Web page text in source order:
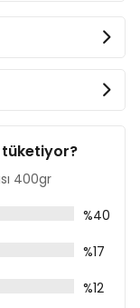
tüketiyor?
400gr
%40
%17
%12